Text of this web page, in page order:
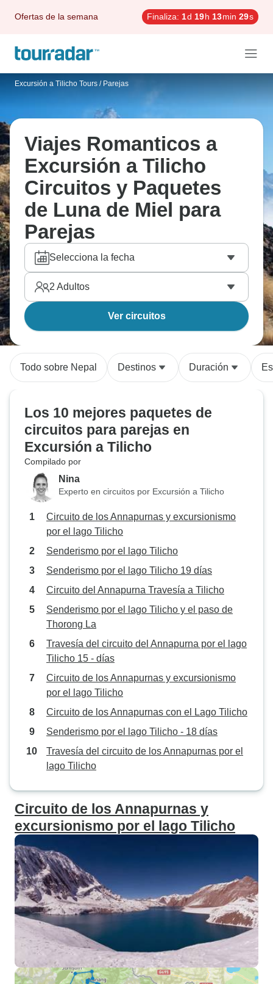
Ofertas de la semana Finaliza: 1d 19h 13min 28s
Excursión a Tilicho Tours / Parejas
Viajes Romanticos a
Excursión a Tilicho
Circuitos y Paquetes
de Luna de Miel para
Parejas
Selecciona la fecha
2 Adultos
Ver circuitos
Todo sobre Nepal Destinos Duración
Los 10 mejores paquetes de
circuitos para parejas en
Excursión a Tilicho
Compilado por
Nina
Experto en circuitos por Excursión a Tilicho
Circuito de los Annapurnas y excursionismo
por el lago Tilicho
Senderismo por el lago Tilicho
Senderismo por el lago Tilicho 19 días
Circuito del Annapurna Travesía a Tilicho
Senderismo por el lago Tilicho y el paso de
Thorong La
Travesía del circuito del Annapurna por el lago
Tilicho 15 - días
Circuito de los Annapurnas y excursionismo
por el lago Tilicho
Circuito de los Annapurnas con el Lago Tilicho
Senderismo por el lago Tilicho - 18 días
Travesía del circuito de los Annapurnas por el
lago Tilicho
Circuito de los Annapurnas y
excursionismo por el lago Tilicho